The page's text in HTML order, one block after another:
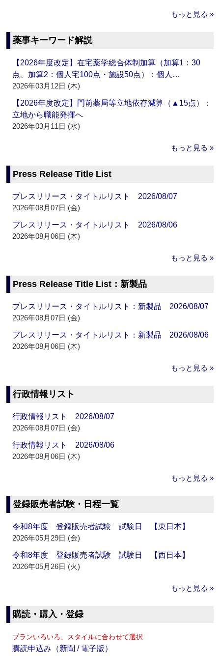
もっと見る »
薬事キーワード解説
【2026年度改定】在宅薬学総合体制加算（加算1：30
点、加算2：個人宅100点・施設50点）：個人…
2026年03月12日 (木)
【2026年度改定】門前薬局等立地依存減算（▲15点）：
立地から職能発揮へ
2026年03月11日 (水)
もっと見る »
Press Release Title List
プレスリリース・タイトルリスト 2026/08/07
2026年08月07日 (金)
プレスリリース・タイトルリスト 2026/08/06
2026年08月06日 (木)
もっと見る »
Press Release Title List：新製品
プレスリリース・タイトルリスト：新製品 2026/08/07
2026年08月07日 (金)
プレスリリース・タイトルリスト：新製品 2026/08/06
2026年08月06日 (木)
もっと見る »
行政情報リスト
行政情報リスト 2026/08/07
2026年08月07日 (金)
行政情報リスト 2026/08/06
2026年08月06日 (木)
もっと見る »
登録販売者試験・日程一覧
令和8年度 登録販売者試験 試験日 【東日本】
2026年05月29日 (金)
令和8年度 登録販売者試験 試験日 【西日本】
2026年05月26日 (火)
もっと見る »
購読・購入・登録
プランいろいろ、スタイルに合わせて選択
購読申込み（新聞 / 電子版）